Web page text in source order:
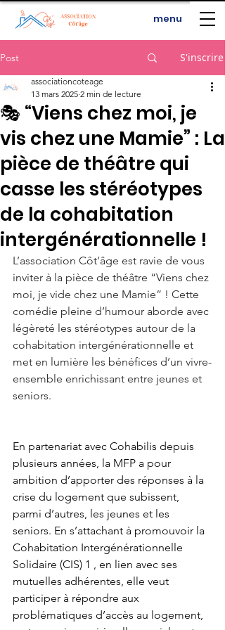
menu
Post S'inscrire
🎭 “Viens chez moi, je
vis chez une Mamie” : La
pièce de théâtre qui
casse les stéréotypes
de la cohabitation
intergénérationnelle !
associationcoteage
13 mars 2025 2 min de lecture
L’association Côt’âge est ravie de vous
inviter à la pièce de théâtre “Viens chez
moi, je vide chez une Mamie” ! Cette
comédie pleine d’humour aborde avec
légèreté les stéréotypes autour de la
cohabitation intergénérationnelle et
met en lumière les bénéfices d’un vivre-
ensemble enrichissant entre jeunes et
seniors.
En partenariat avec Cohabilis depuis
plusieurs années, la MFP a pour
ambition d’apporter des réponses à la
crise du logement que subissent,
parmi d’autres, les jeunes et les
seniors. En s’attachant à promouvoir la
Cohabitation Intergénérationnelle
Solidaire (CIS) 1 , en lien avec ses
mutuelles adhérentes, elle veut
participer à répondre aux
problématiques d’accès au logement,